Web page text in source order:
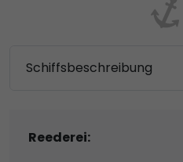
Schiffsbeschreibung
Reederei: